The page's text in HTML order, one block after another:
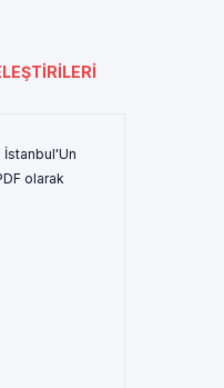
İstanbul'Un
olarak